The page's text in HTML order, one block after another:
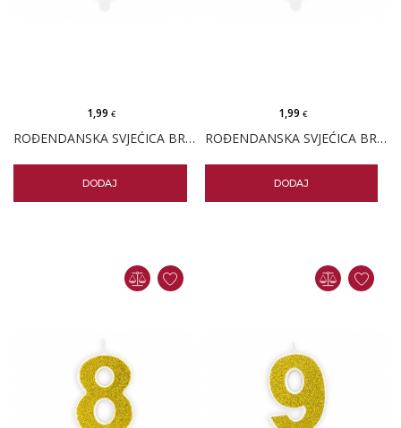
ROĐENDANSKA SVJEĆICA BROJ 6 - ZLATNA
1,99€
DODAJ
ROĐENDANSKA SVJEĆICA BROJ 7 - ZLATNA
1,99 €
DODAJ